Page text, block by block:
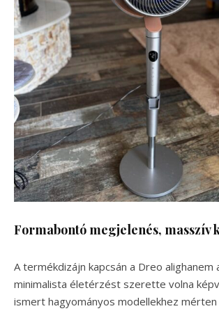
Formabontó megjelenés, masszív
A termékdizájn kapcsán a Dreo alighanem
minimalista életérzést szerette volna
ismert hagyományos modellekhez